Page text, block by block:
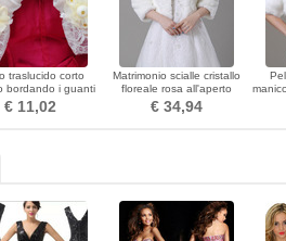
traslucido corto
bordando i guanti
di nozze
€ 11,02
Matrimonio scialle cristallo
floreale rosa all'aperto
semplice autunno
€ 34,94